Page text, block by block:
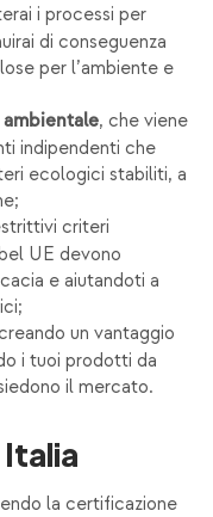
i processi per
di conseguenza
per l’ambiente e
, che viene
indipendenti che
ecologici stabiliti, a
criteri
UE devono
e aiutandoti a
un vantaggio
i tuoi prodotti da
il mercato.
la certificazione